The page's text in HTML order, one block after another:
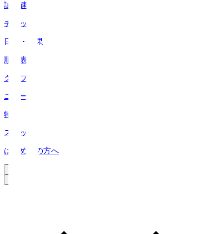
試合速報
チケット
日程・結果
順位表
クラブ
ニュース
特集
スタッツ
はじめての方へ